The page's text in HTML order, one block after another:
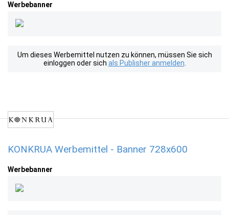
Werbebanner
Um dieses Werbemittel nutzen zu können, müssen Sie sich
einloggen oder sich als Publisher anmelden
KONKRUA Werbemittel - Banner 728x600
Werbebanner